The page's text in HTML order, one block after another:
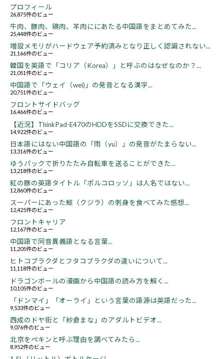
プロフィール
26,875件のビュー
牛肉、豚肉、鶏肉、羊肉ににあたる中国語をまとめてみた...
25,448件のビュー
増設メモリがハードウェア予約済みとなり正しく認識されない...
21,166件のビュー
韓国を英語で「コリア（Korea）」と呼ぶのはなぜなのか？...
21,051件のビュー
中国語で「ウェイ（wei)」の発音となる漢字...
20,751件のビュー
フロントサイドバッグ
16,466件のビュー
【近況】ThinkPad-E470のHDDをSSDに交換できた...
14,922件のビュー
日本語にはない中国語の「雨（yu）」の発音がたまらない...
13,316件のビュー
ゆうパックで折りたたみ自転車を送ることができた...
13,218件のビュー
紅の豚の英語タイトル「ポルコロッソ」は人名ではない...
12,860件のビュー
スーパーにあった鯨（クジラ）の刺身を食べてみた感想...
12,425件のビュー
フロントキャリア
12,167件のビュー
中国語で同音異義語となる言葉...
11,205件のビュー
ヒトコブラクダとフタコブラクダの違いについて...
11,118件のビュー
ドラゴンボールの漫画から中国語の読み方を解く...
10,105件のビュー
「ドンマイ」「オーライ」という言葉の語源は英語だった...
9,533件のビュー
西成のドヤ街と「紗倉まな」のアダルトビデオ...
9,076件のビュー
北京をペキンと呼ぶ理由を調べてみたら...
8,952件のビュー